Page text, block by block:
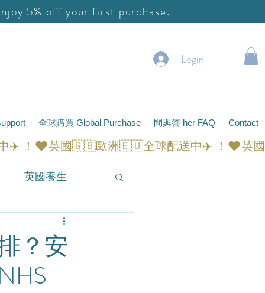
5% off your first purchase.
Login
全球購買 Global Purchase 問與答 her FAQ Contact
英國養生
？安